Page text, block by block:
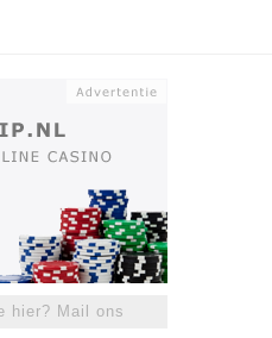
hier? Mail ons